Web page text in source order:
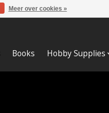
Books Hobby Supplies
Meer over cookies »